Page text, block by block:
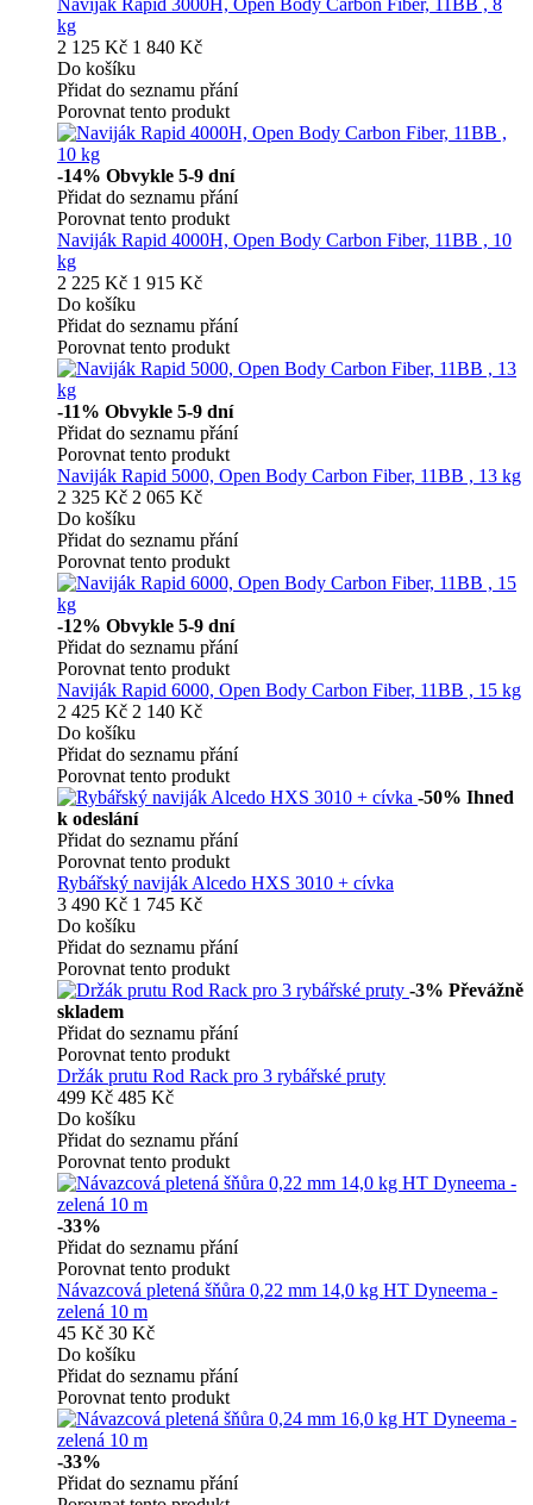
Naviják Rapid 3000H, Open Body Carbon Fiber, 11BB , 8
kg
2 125 Kč 1 840 Kč
Do košíku
Přidat do seznamu přání
Porovnat tento produkt
-14% Obvykle 5-9 dní
Přidat do seznamu přání
Porovnat tento produkt
Naviják Rapid 4000H, Open Body Carbon Fiber, 11BB , 10
kg
2 225 Kč 1 915 Kč
Do košíku
Přidat do seznamu přání
Porovnat tento produkt
-11% Obvykle 5-9 dní
Přidat do seznamu přání
Porovnat tento produkt
Naviják Rapid 5000, Open Body Carbon Fiber, 11BB , 13 kg
2 325 Kč 2 065 Kč
Do košíku
Přidat do seznamu přání
Porovnat tento produkt
-12% Obvykle 5-9 dní
Přidat do seznamu přání
Porovnat tento produkt
Naviják Rapid 6000, Open Body Carbon Fiber, 11BB , 15 kg
2 425 Kč 2 140 Kč
Do košíku
Přidat do seznamu přání
Porovnat tento produkt
-50% Ihned
k odeslání
Přidat do seznamu přání
Porovnat tento produkt
Rybářský naviják Alcedo HXS 3010 + cívka
3 490 Kč 1 745 Kč
Do košíku
Přidat do seznamu přání
Porovnat tento produkt
-3% Převážně
skladem
Přidat do seznamu přání
Porovnat tento produkt
Držák prutu Rod Rack pro 3 rybářské pruty
499 Kč 485 Kč
Do košíku
Přidat do seznamu přání
Porovnat tento produkt
-33%
Přidat do seznamu přání
Porovnat tento produkt
Návazcová pletená šňůra 0,22 mm 14,0 kg HT Dyneema -
zelená 10 m
45 Kč 30 Kč
Do košíku
Přidat do seznamu přání
Porovnat tento produkt
-33%
Přidat do seznamu přání